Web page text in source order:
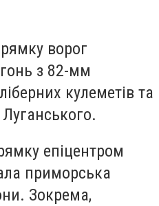
ворог
з 82-мм
кулеметів та
епіцентром
приморська
Зокрема,